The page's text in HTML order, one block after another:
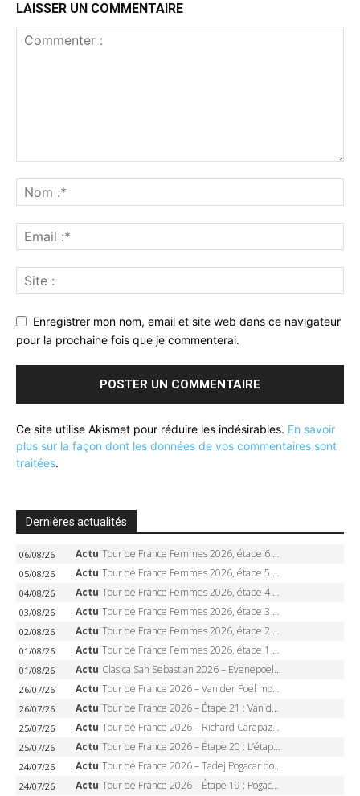
LAISSER UN COMMENTAIRE
Enregistrer mon nom, email et site web dans ce navigateur
pour la prochaine fois que je commenterai.
Ce site utilise Akismet pour réduire les indésirables. En savoir
plus sur la façon dont les données de vos commentaires sont
traitées.
Dernières actualités
06/08/26 Actu Tour de France Femmes 2026, étape 6 – Kim Le Court-Pienaar gagne à Tournon, Reusser en jaune
05/08/26 Actu Tour de France Femmes 2026, étape 5 – Demi Vollering gagne à Belleville, Reusser en jaune, Ferrand-Prévot coule
04/08/26 Actu Tour de France Femmes 2026, étape 4 – Marlen Reusser écrase le chrono, Ferrand-Prévot en crise
03/08/26 Actu Tour de France Femmes 2026, étape 3 – Sigrid Haugset en solitaire, 88 km d’échappée, maillot jaune
02/08/26 Actu Tour de France Femmes 2026, étape 2 – Lorena Wiebes doublé à Genève, Markus héroïque, 7e record
01/08/26 Actu Tour de France Femmes 2026, étape 1 – Lorena Wiebes intouchable à Lausanne, premier maillot jaune
01/08/26 Actu Clasica San Sebastian 2026 – Evenepoel recordman, 4e victoire, Carapaz battu au sprint
26/07/26 Actu Tour de France 2026 – Van der Poel monumental à Paris, Pogacar égale le record des cinq sacres
26/07/26 Actu Tour de France 2026 – Étape 21 : Van der Poel, Pogacar, qui succédera à Wout van Aert sur les Champs-Elysées ?
25/07/26 Actu Tour de France 2026 – Richard Carapaz roi des Alpes, doublé et maillot à pois, Seixas perd le podium
25/07/26 Actu Tour de France 2026 – Étape 20 : L’étape reine, Galibier, Sarenne, Alpe d’Huez, qui succédera à Pogacar ?
24/07/26 Actu Tour de France 2026 – Tadej Pogacar dompte l’Alpe d’Huez, 5e victoire, record de Pantani pulvérisé
24/07/26 Actu Tour de France 2026 – Étape 19 : Pogacar peut-il enfin dompter l’Alpe d’Huez ?